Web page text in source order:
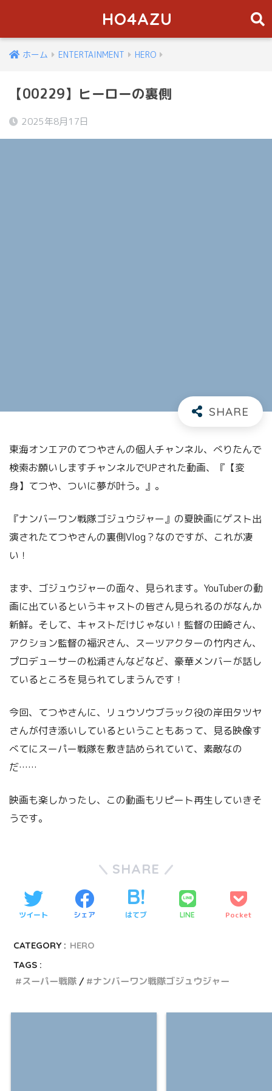
HO4AZU
ホーム ENTERTAINMENT HERO
【00229】ヒーローの裏側
2025年8月17日
東海オンエアのてつやさんの個人チャンネル、べりたんで
検索お願いしますチャンネルでUPされた動画、『【変
身】てつや、ついに夢が叶う。』。
『ナンバーワン戦隊ゴジュウジャー』の夏映画にゲスト出
演されたてつやさんの裏側Vlog？なのですが、これが凄
い！
まず、ゴジュウジャーの面々、見られます。YouTuberの動
画に出ているというキャストの皆さん見られるのがなんか
新鮮。そして、キャストだけじゃない！監督の田崎さん、
アクション監督の福沢さん、スーツアクターの竹内さん、
プロデューサーの松浦さんなどなど、豪華メンバーが話し
ているところを見られてしまうんです！
今回、てつやさんに、リュウソウブラック役の岸田タツヤ
さんが付き添いしているということもあって、見る映像す
べてにスーパー戦隊を敷き詰められていて、素敵なの
だ……
映画も楽しかったし、この動画もリピート再生していきそ
うです。
SHARE
ツイート シェア はてブ LINE Pocket
CATEGORY : HERO
TAGS :
スーパー戦隊
ナンバーワン戦隊ゴジュウジャー